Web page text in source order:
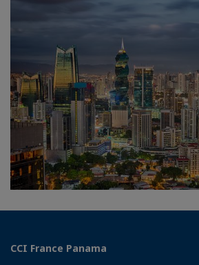
CCI France Panama